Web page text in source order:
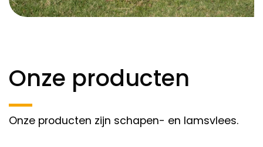
Onze producten
Onze producten zijn schapen- en lamsvlees.